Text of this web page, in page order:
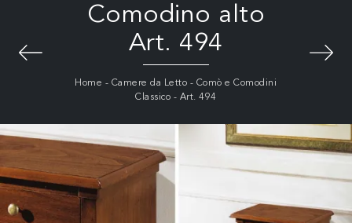
Comodino alto
Art. 494
Home - Camere da Letto - Comò e Comodini
Classico - Art. 494